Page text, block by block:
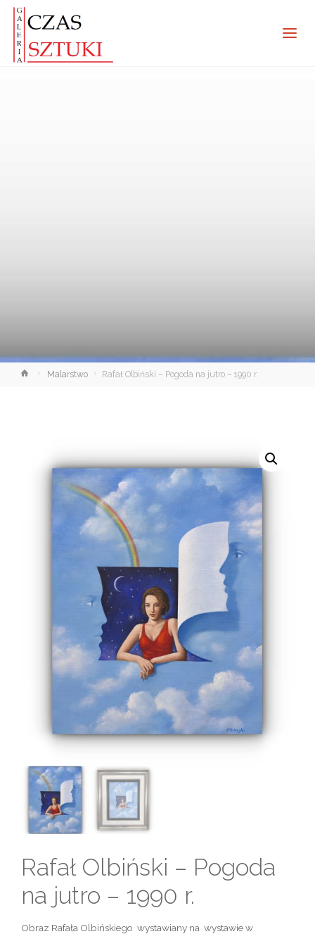
StronaMalarstwo Rafał Olbiński – Pogoda na jutro – 1990 r.
Rafał Olbiński – Pogoda
na jutro – 1990 r.
Obraz Rafała Olbińskiego wystawiany na wystawie w